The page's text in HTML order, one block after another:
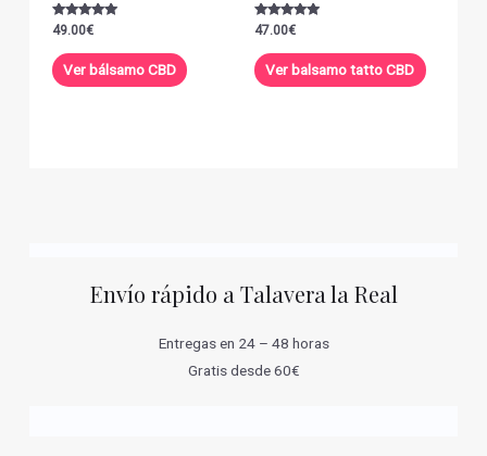
Valorado con
de 5
49.00€
Ver bálsamo CBD
Valorado con
de 5
47.00€
Ver balsamo tatto CBD
Envío rápido a Talavera la Real
Entregas en 24 – 48 horas
Gratis desde 60€